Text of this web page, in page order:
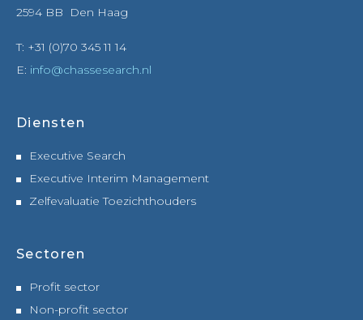
2594 BB Den Haag
T: +31 (0)70 345 11 14
E: info@chassesearch.nl
Diensten
Executive Search
Executive Interim Management
Zelfevaluatie Toezichthouders
Sectoren
Profit sector
Non-profit sector